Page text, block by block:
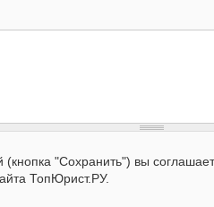
"Сохранить") вы
ТопЮрист.РУ.